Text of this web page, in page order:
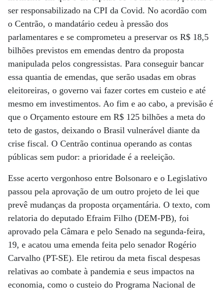
ser responsabilizado na CPI da Covid. No acordão com
o Centrão, o mandatário cedeu à pressão dos
parlamentares e se comprometeu a preservar os R$ 18,5
bilhões previstos em emendas dentro da proposta
manipulada pelos congressistas. Para conseguir bancar
essa quantia de emendas, que serão usadas em obras
eleitoreiras, o governo vai fazer cortes em custeio e até
mesmo em investimentos. Ao fim e ao cabo, a previsão é
que o Orçamento estoure em R$ 125 bilhões a meta do
teto de gastos, deixando o Brasil vulnerável diante da
crise fiscal. O Centrão continua operando as contas
públicas sem pudor: a prioridade é a reeleição.
Esse acerto vergonhoso entre Bolsonaro e o Legislativo
passou pela aprovação de um outro projeto de lei que
prevê mudanças da proposta orçamentária. O texto, com
relatoria do deputado Efraim Filho (DEM-PB), foi
aprovado pela Câmara e pelo Senado na segunda-feira,
19, e acatou uma emenda feita pelo senador Rogério
Carvalho (PT-SE). Ele retirou da meta fiscal despesas
relativas ao combate à pandemia e seus impactos na
economia, como o custeio do Programa Nacional de